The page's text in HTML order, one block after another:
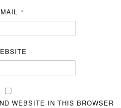
*
WEBSITE IN THIS BROWSER